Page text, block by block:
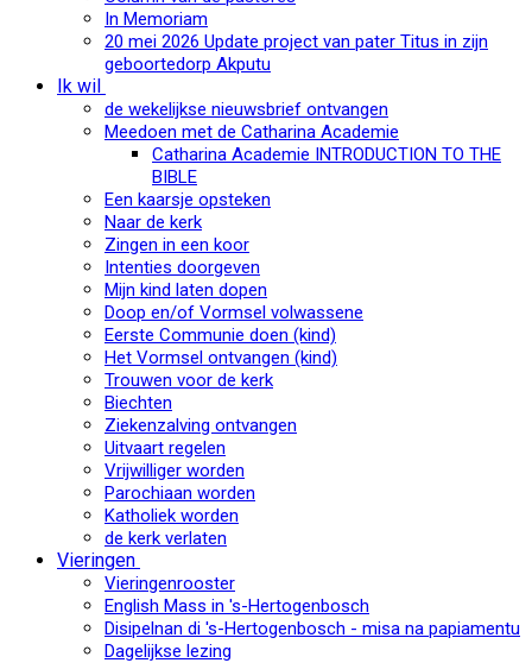
In Memoriam
20 mei 2026 Update project van pater Titus in zijn
geboortedorp Akputu
Ik wil
de wekelijkse nieuwsbrief ontvangen
Meedoen met de Catharina Academie
Catharina Academie INTRODUCTION TO THE
BIBLE
Een kaarsje opsteken
Naar de kerk
Zingen in een koor
Intenties doorgeven
Mijn kind laten dopen
Doop en/of Vormsel volwassene
Eerste Communie doen (kind)
Het Vormsel ontvangen (kind)
Trouwen voor de kerk
Biechten
Ziekenzalving ontvangen
Uitvaart regelen
Vrijwilliger worden
Parochiaan worden
Katholiek worden
de kerk verlaten
Vieringen
Vieringenrooster
English Mass in 's-Hertogenbosch
Disipelnan di 's-Hertogenbosch - misa na papiamentu
Dagelijkse lezing